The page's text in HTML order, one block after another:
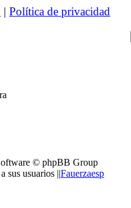
| Política de privacidad
© phpBB Group
sus usuarios ||Fauerzaesp